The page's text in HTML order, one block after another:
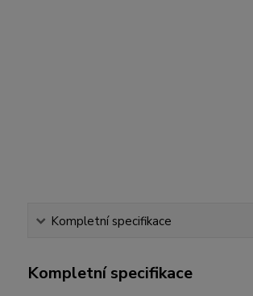
Kompletní specifikace
Kompletní specifikace